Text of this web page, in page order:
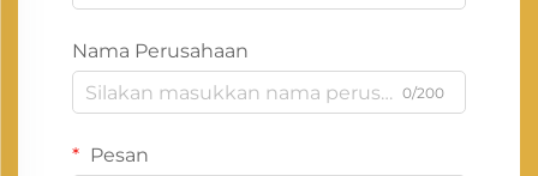
Nama Perusahaan
0/200
Pesan